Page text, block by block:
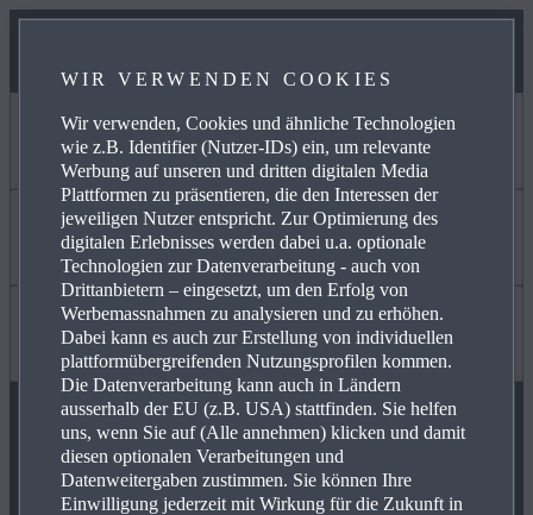
ICH MÖCHTE
EIN AUTO KAUFEN
MYMAZDA
MEIN AUTO PFLEGEN
Mehr erfahren über
KARRIERE
OCCASIONEN
Gut zu wissen
FAQ
FOLGE UNS AUF
WIR VERWENDEN COOKIES
Wir verwenden, Cookies und ähnliche Technologien
wie z.B. Identifier (Nutzer-IDs) ein, um relevante
Werbung auf unseren und dritten digitalen Media
Plattformen zu präsentieren, die den Interessen der
jeweiligen Nutzer entspricht. Zur Optimierung des
digitalen Erlebnisses werden dabei u.a. optionale
Technologien zur Datenverarbeitung - auch von
Drittanbietern – eingesetzt, um den Erfolg von
Werbemassnahmen zu analysieren und zu erhöhen.
Dabei kann es auch zur Erstellung von individuellen
plattformübergreifenden Nutzungsprofilen kommen.
Die Datenverarbeitung kann auch in Ländern
ausserhalb der EU (z.B. USA) stattfinden. Sie helfen
uns, wenn Sie auf (Alle annehmen) klicken und damit
diesen optionalen Verarbeitungen und
Datenweitergaben zustimmen. Sie können Ihre
Einwilligung jederzeit mit Wirkung für die Zukunft in